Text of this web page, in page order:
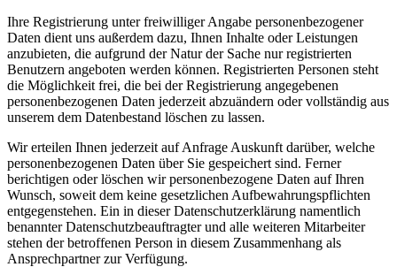
Ihre Registrierung unter freiwilliger Angabe personenbezogener
Daten dient uns außerdem dazu, Ihnen Inhalte oder Leistungen
anzubieten, die aufgrund der Natur der Sache nur registrierten
Benutzern angeboten werden können. Registrierten Personen steht
die Möglichkeit frei, die bei der Registrierung angegebenen
personenbezogenen Daten jederzeit abzuändern oder vollständig aus
unserem dem Datenbestand löschen zu lassen.
Wir erteilen Ihnen jederzeit auf Anfrage Auskunft darüber, welche
personenbezogenen Daten über Sie gespeichert sind. Ferner
berichtigen oder löschen wir personenbezogene Daten auf Ihren
Wunsch, soweit dem keine gesetzlichen Aufbewahrungspflichten
entgegenstehen. Ein in dieser Datenschutzerklärung namentlich
benannter Datenschutzbeauftragter und alle weiteren Mitarbeiter
stehen der betroffenen Person in diesem Zusammenhang als
Ansprechpartner zur Verfügung.